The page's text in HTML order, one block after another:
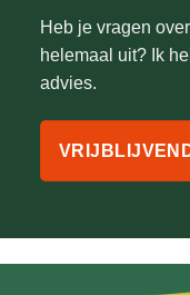
Heb je vragen
helemaal uit? Ik
advies.